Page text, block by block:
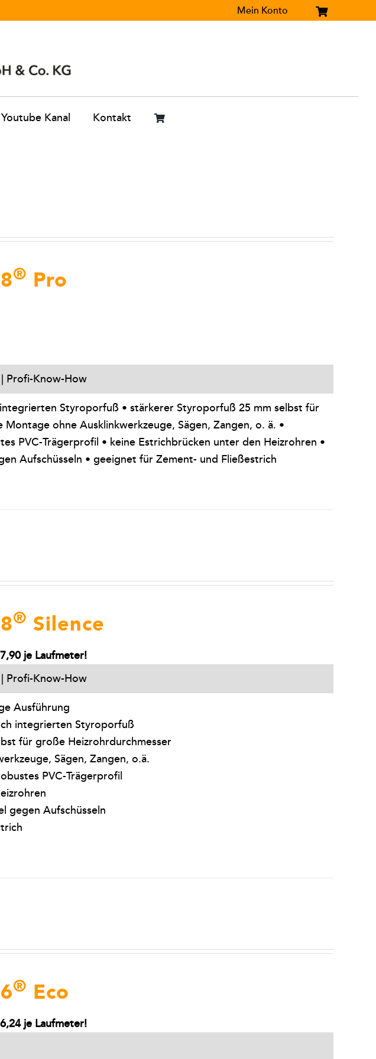
Mein Konto
Youtube Kanal Kontakt
® Pro
Profi-Know-How
Styroporfuß • stärkerer Styroporfuß 25 mm selbst für
ohne Ausklinkwerkzeuge, Sägen, Zangen, o. ä. •
PVC-Trägerprofil • keine Estrichbrücken unter den Heizrohren •
Aufschüsseln • geeignet für Zement- und Fließestrich
® Silence
je Laufmeter!
Profi-Know-How
Ausführung
integrierten Styroporfuß
für große Heizrohrdurchmesser
Sägen, Zangen, o.ä.
PVC-Trägerprofil
gegen Aufschüsseln
® Eco
je Laufmeter!